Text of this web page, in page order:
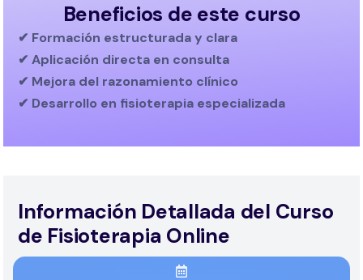
Beneficios de este curso
✔ Formación estructurada y clara
✔ Aplicación directa en consulta
✔ Mejora del razonamiento clínico
✔ Desarrollo en fisioterapia especializada
Información Detallada del Curso
de Fisioterapia Online